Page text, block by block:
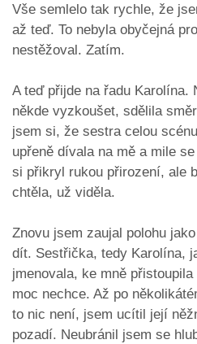
Vše semlelo tak rychle, že
až teď. To nebyla obyčejná
nestěžoval. Zatím.
A teď přijde na řadu Karolína.
někde vyzkoušet, sdělila
jsem si, že sestra celou
upřeně dívala na mě a mile
si přikryl rukou přirození, ale
chtěla, už viděla.
Znovu jsem zaujal polohu
dít. Sestřička, tedy Karolína,
jmenovala, ke mně
moc nechce. Až po
to nic není, jsem ucítil její
pozadí. Neubránil jsem se